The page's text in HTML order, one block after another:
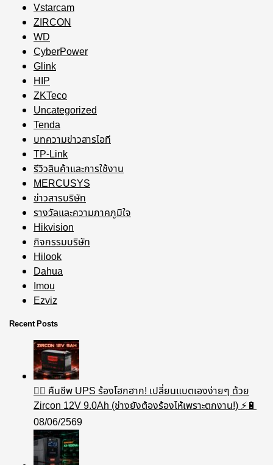
Vstarcam
ZIRCON
WD
CyberPower
Glink
HIP
ZKTeco
Uncategorized
Tenda
บทความข่าวสารไอที
TP-Link
รีวิวสินค้าและการใช้งาน
MERCUSYS
ข่าวสารบริษัท
รางวัลและความภาคภูมิใจ
Hikvision
กิจกรรมบริษัท
Hilook
Dahua
Imou
Ezviz
Recent Posts
🧟‍♂️ คืนชีพ UPS ร้องโฮกฮาก! เปลี่ยนแบตเองง่ายๆ ด้วย
Zircon 12V 9.0Ah (ช่างยังต้องร้องไห้เพราะตกงาน!) ⚡️🔋
08/06/2569